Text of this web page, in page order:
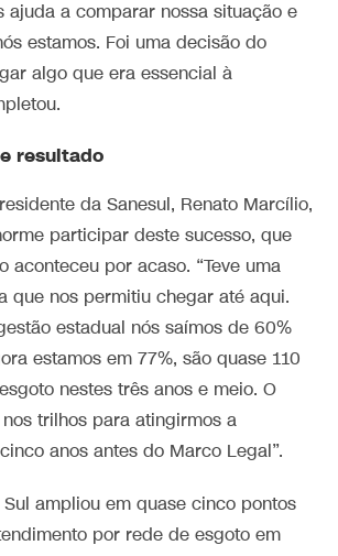
ajuda a comparar nossa situação e
estamos. Foi uma decisão do
algo que era essencial à
resultado
da Sanesul, Renato Marcílio,
participar deste sucesso, que
aconteceu por acaso. “Teve uma
que nos permitiu chegar até aqui.
estadual nós saímos de 60%
estamos em 77%, são quase 110
nestes três anos e meio. O
trilhos para atingirmos a
anos antes do Marco Legal”.
ampliou em quase cinco pontos
por rede de esgoto em